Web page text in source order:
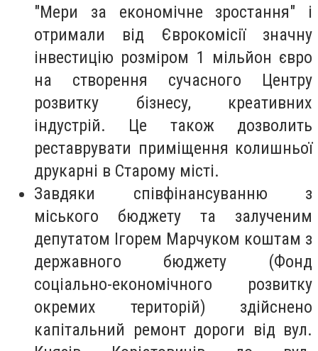
"Мери за економічне зростання" і
отримали від Єврокомісії значну
інвестицію розміром 1 мільйон євро
на створення сучасного Центру
розвитку бізнесу, креативних
індустрій. Це також дозволить
реставрувати приміщення колишньої
друкарні в Старому місті.
Завдяки співфінансуванню з
міського бюджету та залученим
депутатом Ігорем Марчуком коштам з
державного бюджету (Фонд
соціально-економічного розвитку
окремих територій) здійснено
капітальний ремонт дороги від вул.